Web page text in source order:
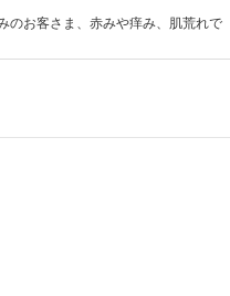
のお客さま、赤みや痒み、肌荒れで